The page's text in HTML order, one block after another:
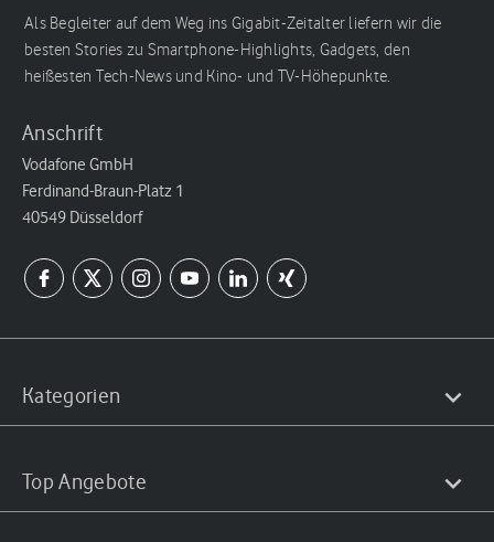
Als Begleiter auf dem Weg ins Gigabit-Zeitalter liefern wir die
besten Stories zu Smartphone-Highlights, Gadgets, den
heißesten Tech-News und Kino- und TV-Höhepunkte.
Anschrift
Vodafone GmbH
Ferdinand-Braun-Platz 1
40549 Düsseldorf
Kategorien
Top Angebote